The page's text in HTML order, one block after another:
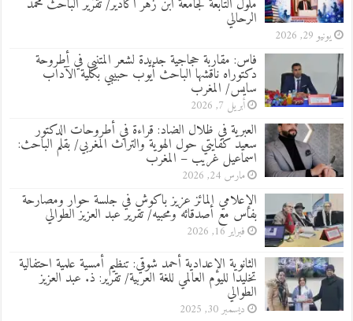
ملول التابعة لجامعة ابن زهر أكادير/ تقرير الباحث محمد
الرحالي
يونيو 29, 2026
فاس: مقاربة حجاجية جديدة لشعر المتنبي في أطروحة
دكتوراه ناقشها الباحث أيوب حبيبي بكلية الآداب
سايس/ المغرب
أبريل 7, 2026
العبرية في ظلال الضاد: قراءة في أطروحات الدكتور
سعيد كفايتي حول الهوية والتراث المغربي/ بقلم الباحث:
اسماعيل غريب – المغرب
مارس 24, 2026
الإعلامي المائز عزيز باكوش في جلسة حوار ومصارحة
بفاس مع أصدقائه ومحبيه/ تقرير عبد العزيز الطوالي
فبراير 16, 2026
الثانوية الإعدادية أحمد شوقي: تنظيم أمسية علمية احتفالية
تخليدا لليوم العالمي للغة العربية/ تقرير: ذ. عبد العزيز
الطوالي
ديسمبر 30, 2025